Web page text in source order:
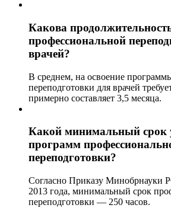
Какова
профессиональной
врачей?
В среднем, на освоение
переподготовки для врачей
примерно составляет 3,5 месяца.
Какой минимальный срок
программ
переподготовки?
Согласно Приказу Минобрнауки
2013 года, минимальный срок
переподготовки — 250 часов.